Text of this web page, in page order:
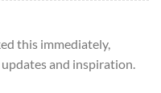
this immediately,
and inspiration.